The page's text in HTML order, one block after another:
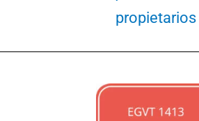
propietarios